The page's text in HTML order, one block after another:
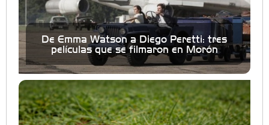
De Emma Watson a Diego Peretti: tres
películas que se filmaron en Morón